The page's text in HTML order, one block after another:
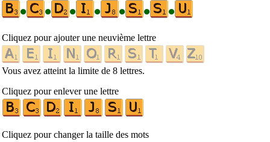
•
• • • • • •
Cliquez pour ajouter une neuvième lettre
Vous avez atteint la limite de 8 lettres.
Cliquez pour enlever une lettre
Cliquez pour changer la taille des mots